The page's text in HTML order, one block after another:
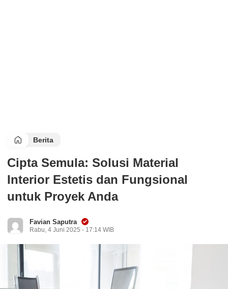
Berita
Cipta Semula: Solusi Material
Interior Estetis dan Fungsional
untuk Proyek Anda
Favian Saputra
Rabu, 4 Juni 2025 - 17:14 WIB